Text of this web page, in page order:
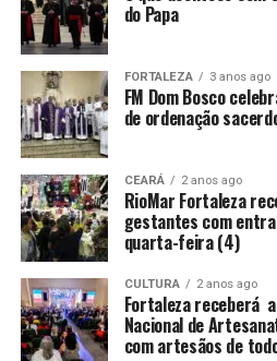
do Papa
FORTALEZA 3 anos ago
FM Dom Bosco
de ordenação
CEARÁ 2 anos ago
RioMar Fortaleza
gestantes com
quarta-feira (4)
CULTURA 2 anos ago
Fortaleza receberá
Nacional de
com artesãos de